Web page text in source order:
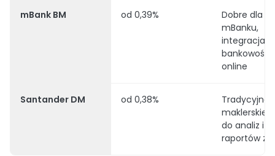
mBank BM od 0,39%
Dobre dla
mBanku,
integracja z
online
Santander DM od 0,38%
Tradycyjne
maklerskie,
do analiz i
raportów z